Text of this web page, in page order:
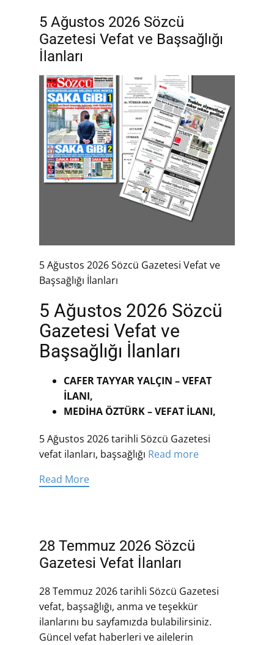
5 Ağustos 2026 Sözcü
Gazetesi Vefat ve Başsağlığı
İlanları
5 Ağustos 2026 Sözcü Gazetesi Vefat ve
Başsağlığı İlanları
5 Ağustos 2026 Sözcü
Gazetesi Vefat ve
Başsağlığı İlanları
CAFER TAYYAR YALÇIN – VEFAT
İLANI,
MEDİHA ÖZTÜRK – VEFAT İLANI,
5 Ağustos 2026 tarihli Sözcü Gazetesi
vefat ilanları, başsağlığı Read more
Read More
28 Temmuz 2026 Sözcü
Gazetesi Vefat İlanları
28 Temmuz 2026 tarihli Sözcü Gazetesi
vefat, başsağlığı, anma ve teşekkür
ilanlarını bu sayfamızda bulabilirsiniz.
Güncel vefat haberleri ve ailelerin